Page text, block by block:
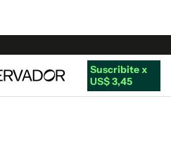
Suscribite x
US$ 3,45